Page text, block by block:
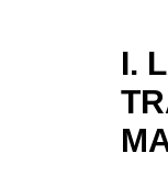
I.